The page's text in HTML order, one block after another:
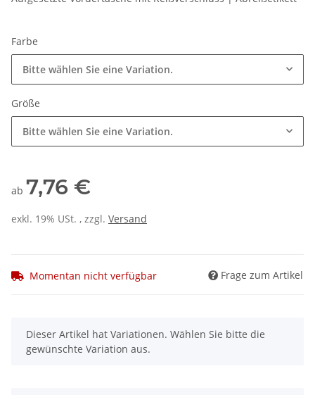
Farbe
Bitte wählen Sie eine Variation.
Größe
Bitte wählen Sie eine Variation.
ab 7,76 €
exkl. 19% USt. , zzgl. Versand
Momentan nicht verfügbar Frage zum Artikel
x
Dieser Artikel hat Variationen. Wählen Sie bitte die
gewünschte Variation aus.